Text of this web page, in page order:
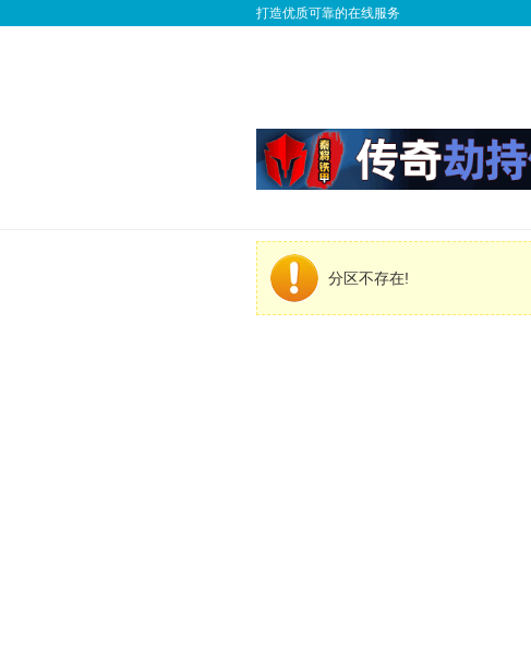
打造优质可靠的在线服务
分区不存在!